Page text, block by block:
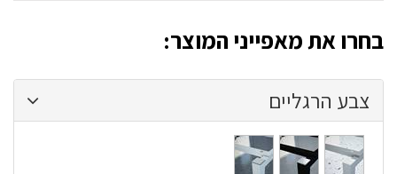
בחרו את מאפייני המוצר:
צבע הרגליים
כסוף
אלומיניום
שחור
בתוספת
לבן
בתוספת